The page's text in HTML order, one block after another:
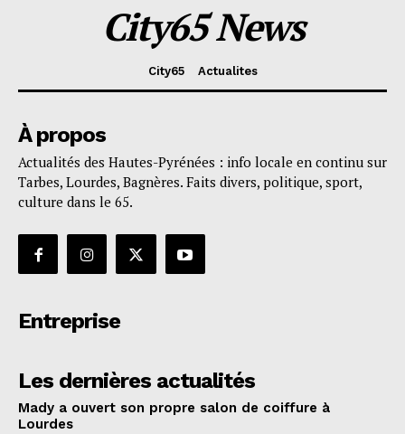
City65 News
City65 Actualites
À propos
Actualités des Hautes-Pyrénées : info locale en continu sur
Tarbes, Lourdes, Bagnères. Faits divers, politique, sport,
culture dans le 65.
Entreprise
Les dernières actualités
Mady a ouvert son propre salon de coiffure à
Lourdes